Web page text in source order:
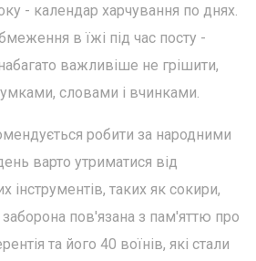
- календар харчування по днях.
в їжі під час посту -
важливіше не грішити,
словами і вчинками.
робити за народними
варто утриматися від
інструментів, таких як сокири,
пов'язана з пам'яттю про
та його 40 воїнів, які стали